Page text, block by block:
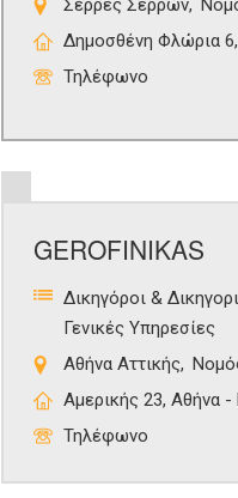
Σέρρες Σερρών
Δημοσθένη Φλώρια
Τηλέφωνο
GEROFINIKAS
Δικηγόροι &
Γενικές Υπηρεσίες
Αθήνα Αττικής
Αμερικής 23, Αθήνα
Τηλέφωνο